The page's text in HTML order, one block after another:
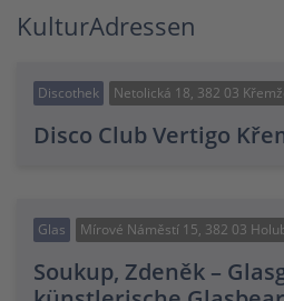
KulturAdressen
Discothek Netolická 18, 382 03
Disco Club Vertigo
Glas Mírové Náměstí 15, 382 03
Soukup, Zdeněk –